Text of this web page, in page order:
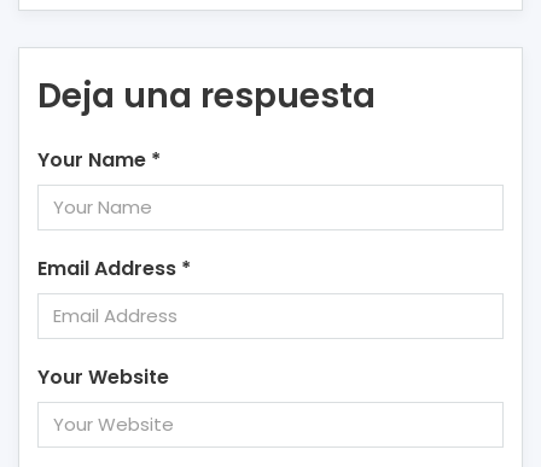
Deja una respuesta
Your Name *
Email Address *
Your Website